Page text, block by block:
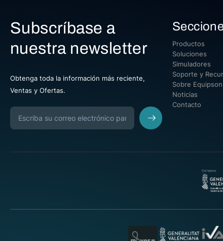
Subscríbase a
nuestra newsletter
Obtenga toda la información más reciente,
Ventas y Ofertas.
Productos
Soluciones
Simuladores
Soporte y
Sobre Equipson
Noticias
Contacto